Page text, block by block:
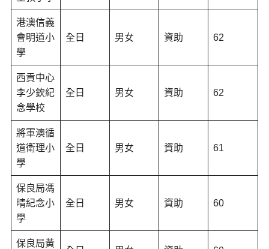
港澳信義
會明道小
學
全日 男女 資助 62
西貢中心
李少欽紀
念學校
全日 男女 資助 62
將軍澳循
道衛理小
學
全日 男女 資助 61
保良局馮
晴紀念小
學
全日 男女 資助 60
保良局黃